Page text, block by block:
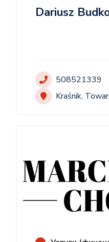
Dariusz
508521339
Kraśnik,